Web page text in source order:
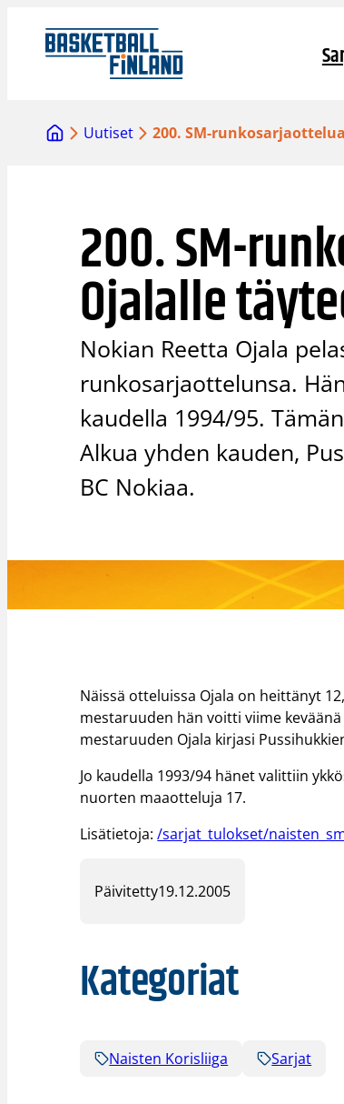
sisältöön
Uutiset 200. SM-
200. SM-
Ojalalle
Nokian Reetta Ojala
runkosarjaottelunsa.
kaudella 1994/95.
Alkua yhden kauden,
BC Nokiaa.
Näissä otteluissa Ojala on heittänyt
mestaruuden hän voitti viime
mestaruuden Ojala kirjasi
Jo kaudella 1993/94 hänet valittiin
nuorten maaotteluja 17.
Lisätietoja:/sarjat_tulokset/
Päivitetty19.12.2005
Kategoriat
Naisten Korisliiga Sarjat